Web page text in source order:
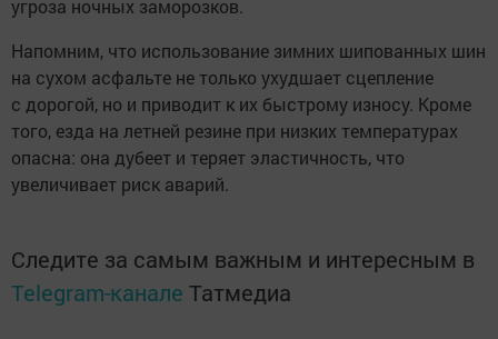
угроза ночных заморозков.
Напомним, что использование зимних шипованных шин
на сухом асфальте не только ухудшает сцепление
с дорогой, но и приводит к их быстрому износу. Кроме
того, езда на летней резине при низких температурах
опасна: она дубеет и теряет эластичность, что
увеличивает риск аварий.
Следите за самым важным и интересным в
Telegram-канале Татмедиа